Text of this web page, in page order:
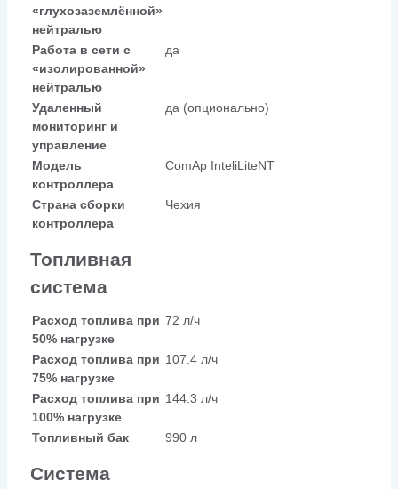
«глухозаземлённой»
нейтралью
Работа в сети с
«изолированной»
нейтралью
да
Удаленный
мониторинг и
управление
да (опционально)
Модель
контроллера
ComAp InteliLiteNT
Страна сборки
контроллера
Чехия
Топливная
система
Расход топлива при
50% нагрузке
72 л/ч
Расход топлива при
75% нагрузке
107.4 л/ч
Расход топлива при
100% нагрузке
144.3 л/ч
Топливный бак 990 л
Система